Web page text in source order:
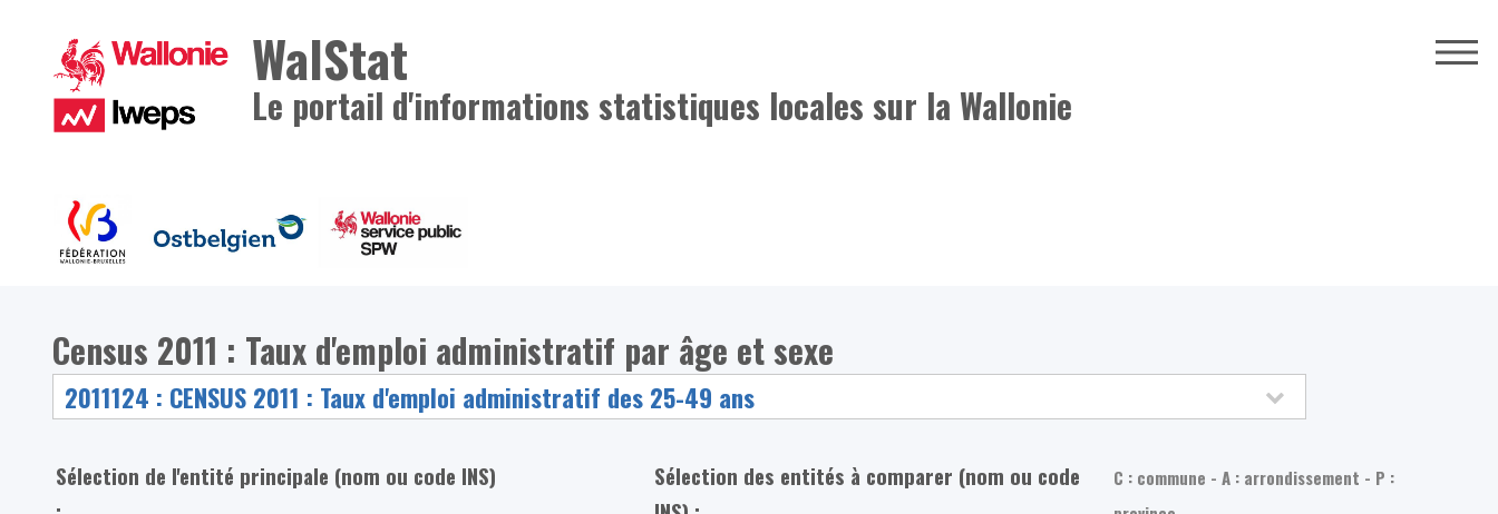
WalStat
Le portail d'informations statistiques locales sur la Wallonie
Census 2011 : Taux d'emploi administratif par âge et sexe
Sélection de l'entité principale (nom ou code INS)
Sélection des entités à comparer (nom ou code
C : commune - A : arrondissement - P :